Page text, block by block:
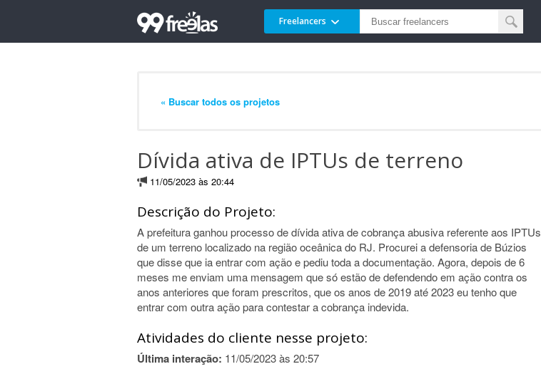
Freelancers
« Buscar todos os projetos
Dívida ativa de IPTUs de terreno
11/05/2023 às 20:44
Descrição do Projeto:
A prefeitura ganhou processo de dívida ativa de cobrança abusiva referente aos IPTUs
de um terreno localizado na região oceânica do RJ. Procurei a defensoria de Búzios
que disse que ia entrar com ação e pediu toda a documentação. Agora, depois de 6
meses me enviam uma mensagem que só estão de defendendo em ação contra os
anos anteriores que foram prescritos, que os anos de 2019 até 2023 eu tenho que
entrar com outra ação para contestar a cobrança indevida.
Atividades do cliente nesse projeto:
Última interação: 11/05/2023 às 20:57